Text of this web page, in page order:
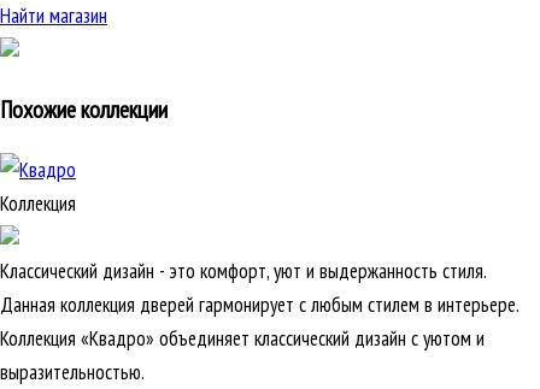
Найти магазин
Похожие коллекции
Коллекция
Классический дизайн - это комфорт, уют и выдержанность стиля.
Данная коллекция дверей гармонирует с любым стилем в интерьере.
Коллекция «Квадро» объединяет классический дизайн с уютом и
выразительностью.